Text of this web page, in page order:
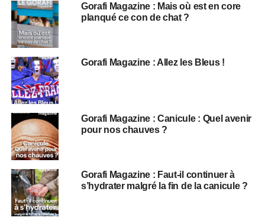
Gorafi Magazine : Mais où est en core
planqué ce con de chat ?
Gorafi Magazine : Allez les Bleus !
Gorafi Magazine : Canicule : Quel avenir
pour nos chauves ?
Gorafi Magazine : Faut-il continuer à
s’hydrater malgré la fin de la canicule ?